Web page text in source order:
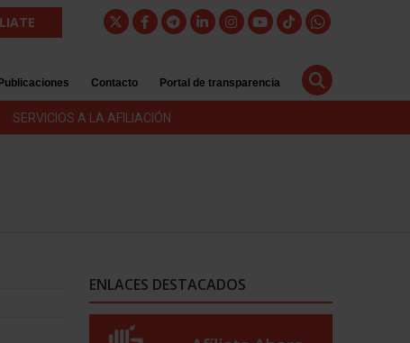
Publicaciones Contacto Portal de transparencia
SERVICIOS A LA AFILIACIÓN
ENLACES DESTACADOS